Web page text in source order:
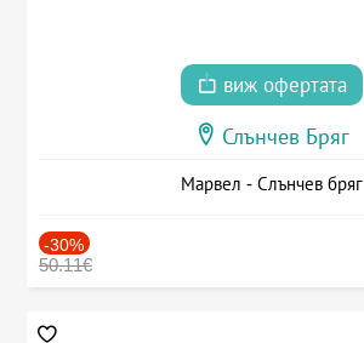
виж офертата
Слънчев Бряг
Марвел - Слънчев бряг
-30%
50.11€